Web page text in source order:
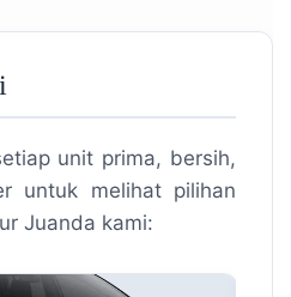
unit prima, bersih,
untuk melihat pilihan
Juanda kami: